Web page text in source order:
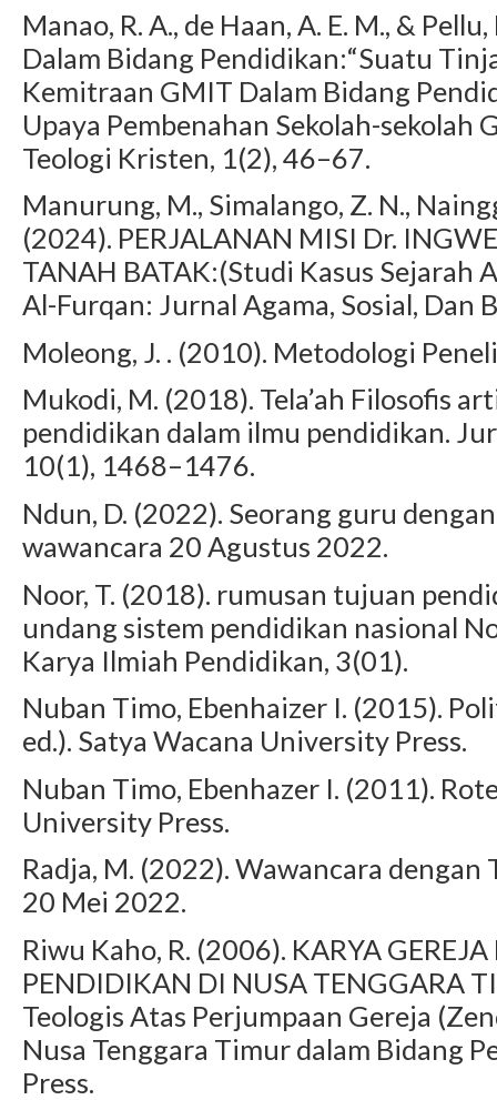
Manao, R. A., de Haan, A. E. M., &
Dalam Bidang Pendidikan:“Suatu
Kemitraan GMIT Dalam Bidang
Upaya Pembenahan Sekolah-sekolah
Teologi Kristen, 1(2), 46–67.
Manurung, M., Simalango, Z. N.,
(2024). PERJALANAN MISI Dr.
TANAH BATAK:(Studi Kasus Sejarah
Al-Furqan: Jurnal Agama, Sosial, Dan
Moleong, J. . (2010). Metodologi
Mukodi, M. (2018). Tela’ah Filosofis
pendidikan dalam ilmu pendidikan.
10(1), 1468–1476.
Ndun, D. (2022). Seorang guru
wawancara 20 Agustus 2022.
Noor, T. (2018). rumusan tujuan
undang sistem pendidikan nasional
Karya Ilmiah Pendidikan, 3(01).
Nuban Timo, Ebenhaizer I. (2015).
ed.). Satya Wacana University Press.
Nuban Timo, Ebenhazer I. (2011).
University Press.
Radja, M. (2022). Wawancara
20 Mei 2022.
Riwu Kaho, R. (2006). KARYA
PENDIDIKAN DI NUSA TENGGARA
Teologis Atas Perjumpaan Gereja
Nusa Tenggara Timur dalam Bidang
Press.